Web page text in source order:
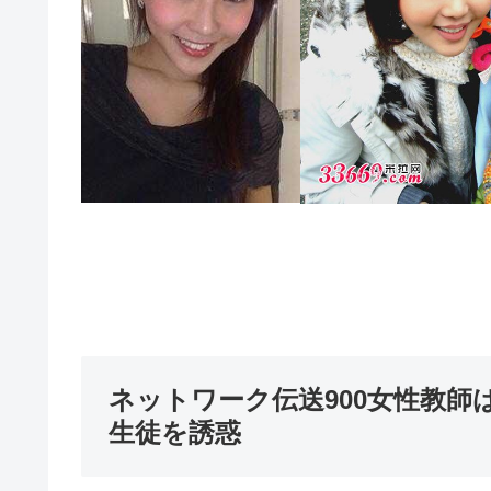
ネットワーク伝送900女性教師
生徒を誘惑